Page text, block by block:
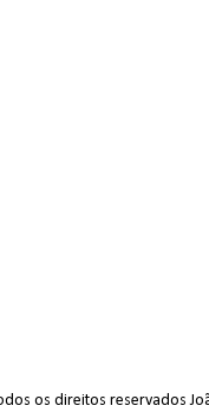
os direitos reservados